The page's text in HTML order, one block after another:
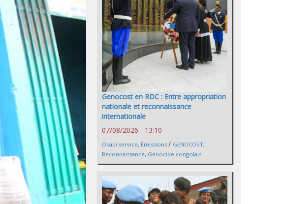
Genocost en RDC : Entre appropriation
nationale et reconnaissance
internationale
07/08/2026 - 13:10
Okapi service, Émissions / GENOCOST,
Reconnaissance, Génocide congolais